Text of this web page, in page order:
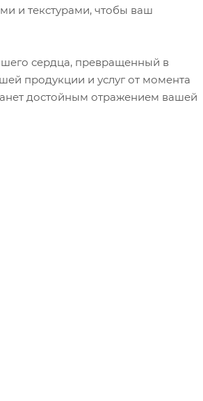
и текстурами, чтобы ваш
сердца, превращенный в
продукции и услуг от момента
достойным отражением вашей